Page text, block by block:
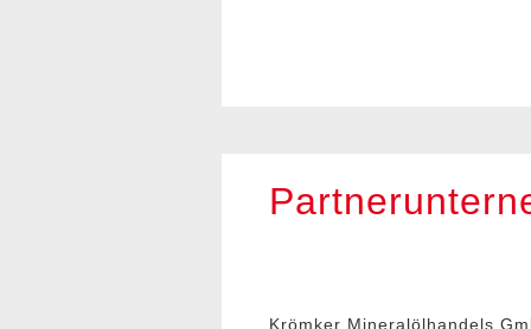
Krömker Mineralölhandels